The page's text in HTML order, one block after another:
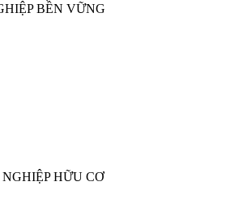
BỀN VỮNG
HỮU CƠ